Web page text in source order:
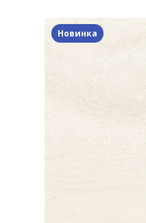
Новинка